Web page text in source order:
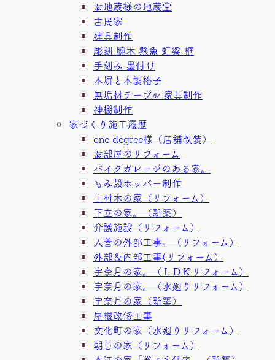
お地蔵様の地蔵堂
古民家
建具制作
彫刻 腕木 懸魚 虹梁 框
手刻み 墨付け
木塀と木製格子
無垢材テーブル 家具制作
神棚制作
家づくり施工履歴
one degree様（店舗改装）
お部屋のリフォーム
バイクガレージのある家。
もみ殻ホッパー制作
上村木の家（リフォーム）
下立の家。（新築）
介護施設（リフォーム）
入善の外部工事。（リフォーム）
外部＆内部工事(リフォーム）
宇奈月の家。（ＬＤＫリフォーム）
宇奈月の家。（水廻りリフォーム）
宇奈月の家（新築）
屋根改修工事
文化町の家（水廻りリフォーム）
朝日の家（リフォーム）